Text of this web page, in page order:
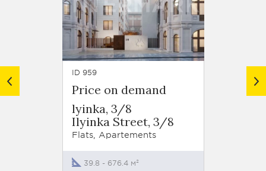
ID 959
Price on demand
lyinka, 3/8
Ilyinka Street, 3/8
Flats, Apartements
39.8 - 676.4 м²